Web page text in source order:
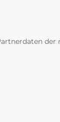
der